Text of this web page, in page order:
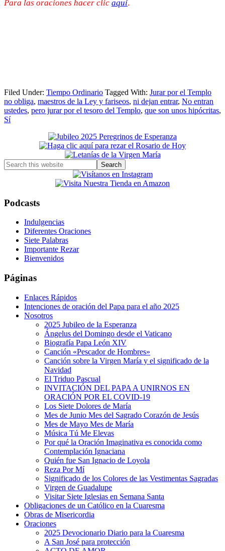
Para las oraciones hacer clic aquí.
Filed Under: Tiempo Ordinario Tagged With: Jurar por el Templo
no obliga, maestros de la Ley y fariseos, ni dejan entrar, No entran
ustedes, pero jurar por el tesoro del Templo, que son unos hipócritas,
Sí
Primary
Sidebar
Search
this
Podcasts
Indulgencias
Diferentes Oraciones
Siete Palabras
Importante Rezar
Bienvenidos
Páginas
Enlaces Rápidos
Intenciones de oración del Papa para el año 2025
Nosotros
2025 Jubileo de la Esperanza
Ángelus del Domingo desde el Vaticano
Biografía Papa León XIV
Canción «Pescador de Hombres»
Canción sobre la Virgen María y el significado de la
Navidad
El Triduo Pascual
INVITACIÓN DEL PAPA A UNIRNOS EN
ORACIÓN POR EL COVID-19
Los Siete Dolores de María
Mes de Junio Mes del Sagrado Corazón de Jesús
Mes de Mayo Mes de María
Música Tú Me Elevas
Por qué la Oración Imaginativa es conocida como
Contemplación Ignaciana
Quién fue San Ignacio de Loyola
Reza Por Mí
Significado de los Colores de las Vestimentas Sagradas
Virgen de Guadalupe
Visitar Siete Iglesias en Semana Santa
Obligaciones de un Católico en la Cuaresma
Obras de Misericordia
Oraciones
2025 Devocionario Diario para la Cuaresma
A San José para protección